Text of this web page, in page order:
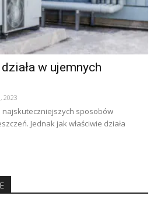
w ujemnych
2023
najskuteczniejszych sposobów
Jednak jak właściwie działa